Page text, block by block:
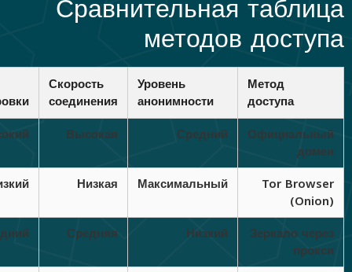
методов доступа
Метод
доступа
Уровень
анонимности
Скорость
соединения
Официальный
домен
Средний
Высокая
Tor Browser
(Onion)
Максимальный
Низкая
Зеркало через
прокси
Низкий
Средняя